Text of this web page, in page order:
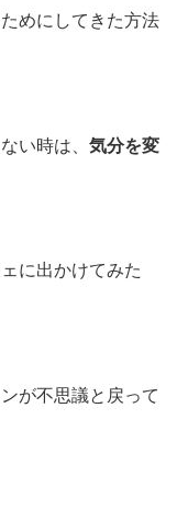
めにしてきた方法
い時は、 気分を変
に出かけてみた
が不思議と戻って